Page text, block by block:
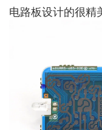
电路板设计的很精